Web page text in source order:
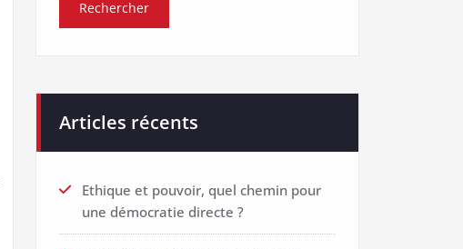
Articles récents
Ethique et pouvoir, quel chemin pour
une démocratie directe ?